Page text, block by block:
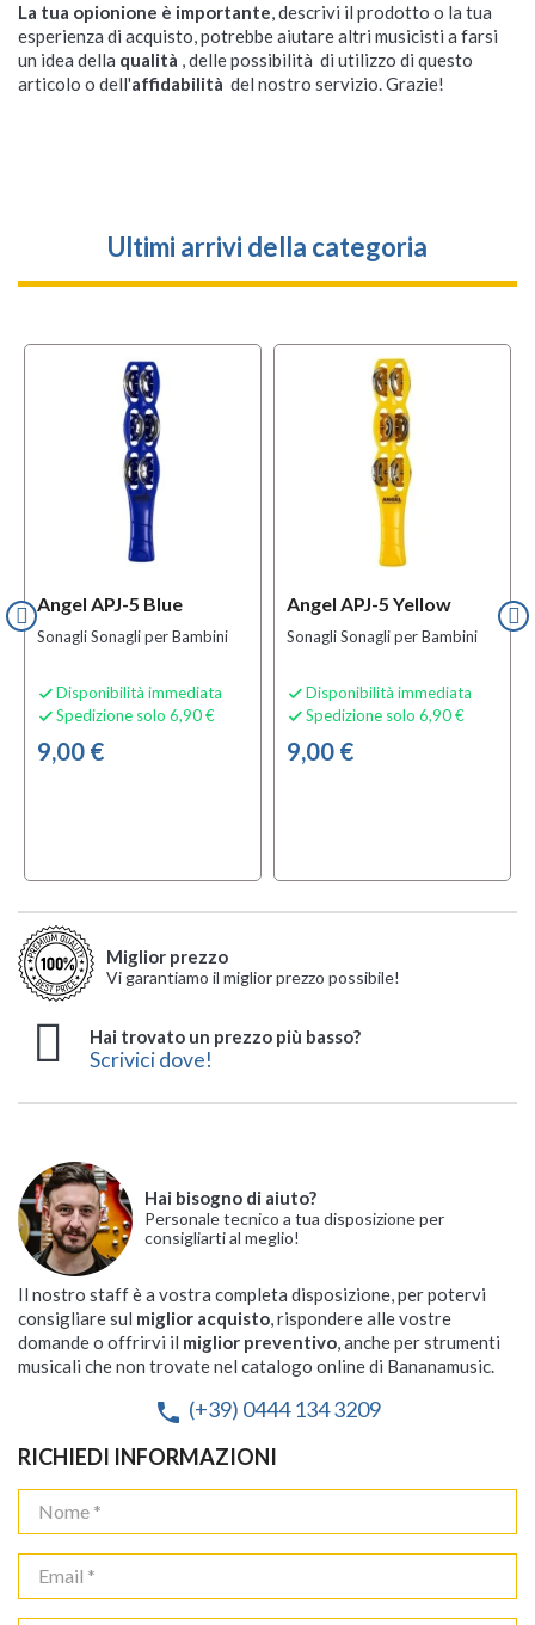
La tua opionione è importante, descrivi il prodotto o la tua
esperienza di acquisto, potrebbe aiutare altri musicisti a farsi
un idea della qualità , delle possibilità di utilizzo di questo
articolo o dell'affidabilità del nostro servizio. Grazie!
Ultimi arrivi della categoria
Angel APJ-5 Blue
Sonagli Sonagli per Bambini
 Disponibilità immediata
 Spedizione solo 6,90 €
9,00 €
Angel APJ-5 Yellow
Sonagli Sonagli per Bambini
 Disponibilità immediata
 Spedizione solo 6,90 €
9,00 €
Miglior prezzo
Vi garantiamo il miglior prezzo possibile!
Hai trovato un prezzo più basso?
Scrivici dove!
Hai bisogno di aiuto?
Personale tecnico a tua disposizione per
consigliarti al meglio!
Il nostro staff è a vostra completa disposizione, per potervi
consigliare sul miglior acquisto, rispondere alle vostre
domande o offrirvi il miglior preventivo, anche per strumenti
musicali che non trovate nel catalogo online di Bananamusic.
phone (+39) 0444 134 3209
RICHIEDI INFORMAZIONI